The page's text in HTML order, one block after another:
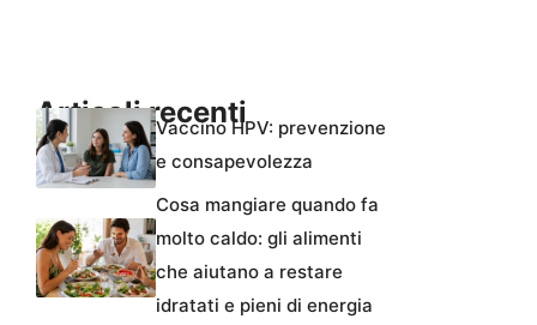
Articoli recentiVaccino HPV: prevenzione
e consapevolezza
Cosa mangiare quando fa
molto caldo: gli alimenti
che aiutano a restare
idratati e pieni di energia